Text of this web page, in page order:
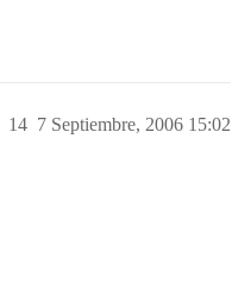
7 Septiembre, 2006 15:02
14